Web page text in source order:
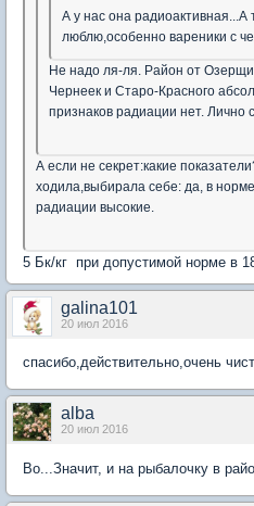
А у нас она радиоактивная...А
люблю,особенно вареники с
Не надо ля-ля. Район от
Чернеек и Старо-Красного
признаков радиации нет. Лично
А если не секрет:какие
ходила,выбирала себе: да, в
радиации высокие.
5 Бк/кг при допустимой норме в
galina101
20 июл 2016
спасибо,действительно,очень
alba
20 июл 2016
Во...Значит, и на рыбалочку в